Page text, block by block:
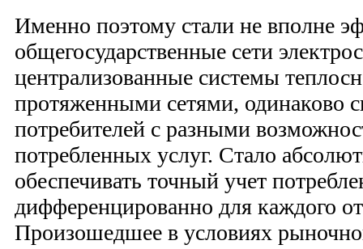
Именно поэтому стали не вполне
общегосударственные сети
централизованные системы
протяженными сетями, одинаково
потребителей с разными
потребленных услуг. Стало
обеспечивать точный учет
дифференцированно для каждого
Произошедшее в условиях